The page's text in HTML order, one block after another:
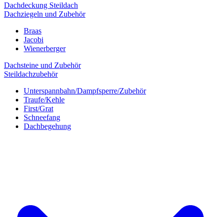
Dachdeckung Steildach
Dachziegeln und Zubehör
Braas
Jacobi
Wienerberger
Dachsteine und Zubehör
Steildachzubehör
Unterspannbahn/Dampfsperre/Zubehör
Traufe/Kehle
First/Grat
Schneefang
Dachbegehung